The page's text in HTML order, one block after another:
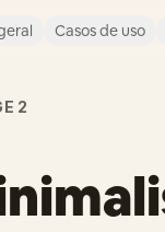
Casos de uso
2